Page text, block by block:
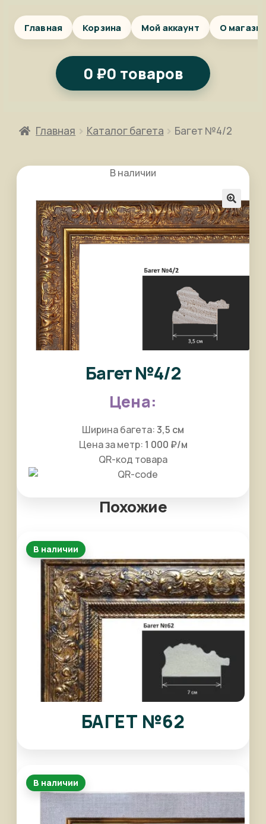
Главная Корзина Мой аккаунт О
0 ₽0 товаров
Главная Каталог багета Багет №4/2
В наличии
🔍
Багет №4/2
Ширина багета:3,5 см
Цена за метр: 1 000 ₽/м
QR-код товара
Похожие
В наличии
БАГЕТ №62
В наличии